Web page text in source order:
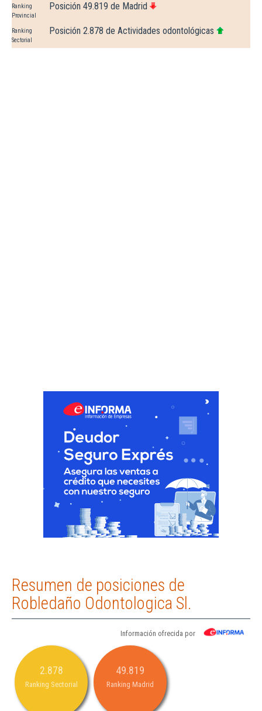
Ranking
Provincial
Posición 49.819 de Madrid
Ranking
Sectorial
Posición 2.878 de Actividades odontológicas
Resumen de posiciones de
Robledaño Odontologica Sl.
Información ofrecida por
2.878
Ranking Sectorial
49.819
Ranking Madrid